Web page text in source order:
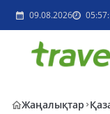
09.08.2026
Жаңалықтар